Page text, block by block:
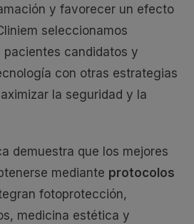
y favorecer un efecto
seleccionamos
pacientes candidatos y
con otras estrategias
la seguridad y la
demuestra que los mejores
mediante protocolos
fotoprotección,
medicina estética y